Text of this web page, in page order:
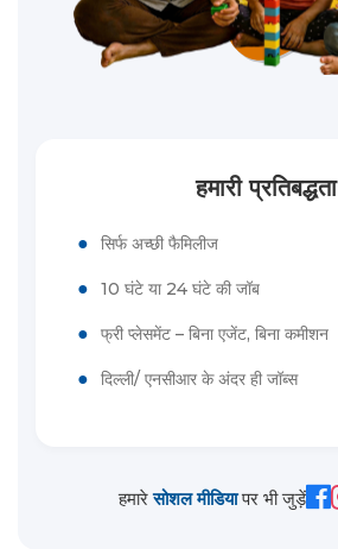
हमारी प्रतिबद्धता
● सिर्फ अच्छी फैमिलीज
● 10 घंटे या 24 घंटे की जॉब
● फ्री प्लेसमेंट – बिना एजेंट, बिना कमीशन
● दिल्ली/ एनसीआर के अंदर ही जॉब्स
हमारेसोशल मीडियापर भी जुड़ें